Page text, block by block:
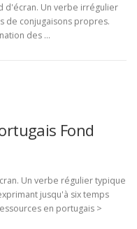
d'écran. Un verbe irrégulier
de conjugaisons propres.
des …
Fond
Un verbe régulier typique
jusqu'à six temps
en portugais >